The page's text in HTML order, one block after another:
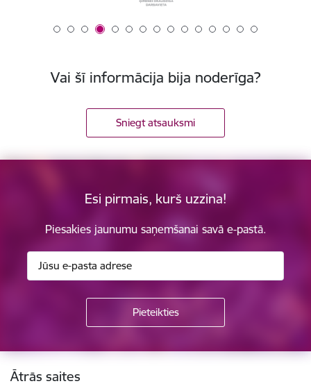
Vai šī informācija bija noderīga?
Sniegt atsauksmi
Esi pirmais, kurš uzzina!
Piesakies jaunumu saņemšanai savā e-pastā.
Kājene
Ātrās saites